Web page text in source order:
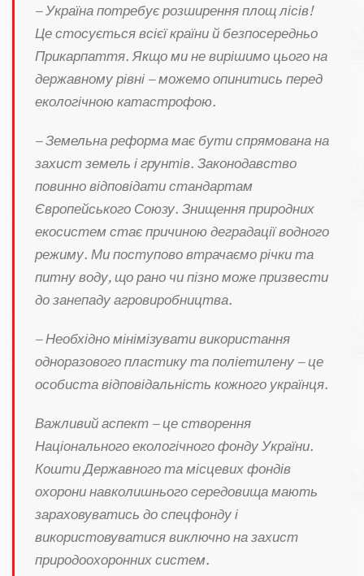
– Україна потребує розширення площ лісів!
Це стосується всієї країни й безпосередньо
Прикарпаття. Якщо ми не вирішимо цього на
державному рівні – можемо опинитись перед
екологічною катастрофою.
– Земельна реформа має бути спрямована на
захист земель і грунтів. Законодавство
повинно відповідати стандартам
Європейського Союзу. Знищення природних
екосистем стає причиною деградації водного
режиму. Ми поступово втрачаємо річки та
питну воду, що рано чи пізно може призвести
до занепаду агровиробництва.
– Необхідно мінімізувати використання
одноразового пластику та поліетилену – це
особиста відповідальність кожного українця.
Важливий аспект – це створення
Національного екологічного фонду України.
Кошти Державного та місцевих фондів
охорони навколишнього середовища мають
зараховуватись до спецфонду і
використовуватися виключно на захист
природоохоронних систем.